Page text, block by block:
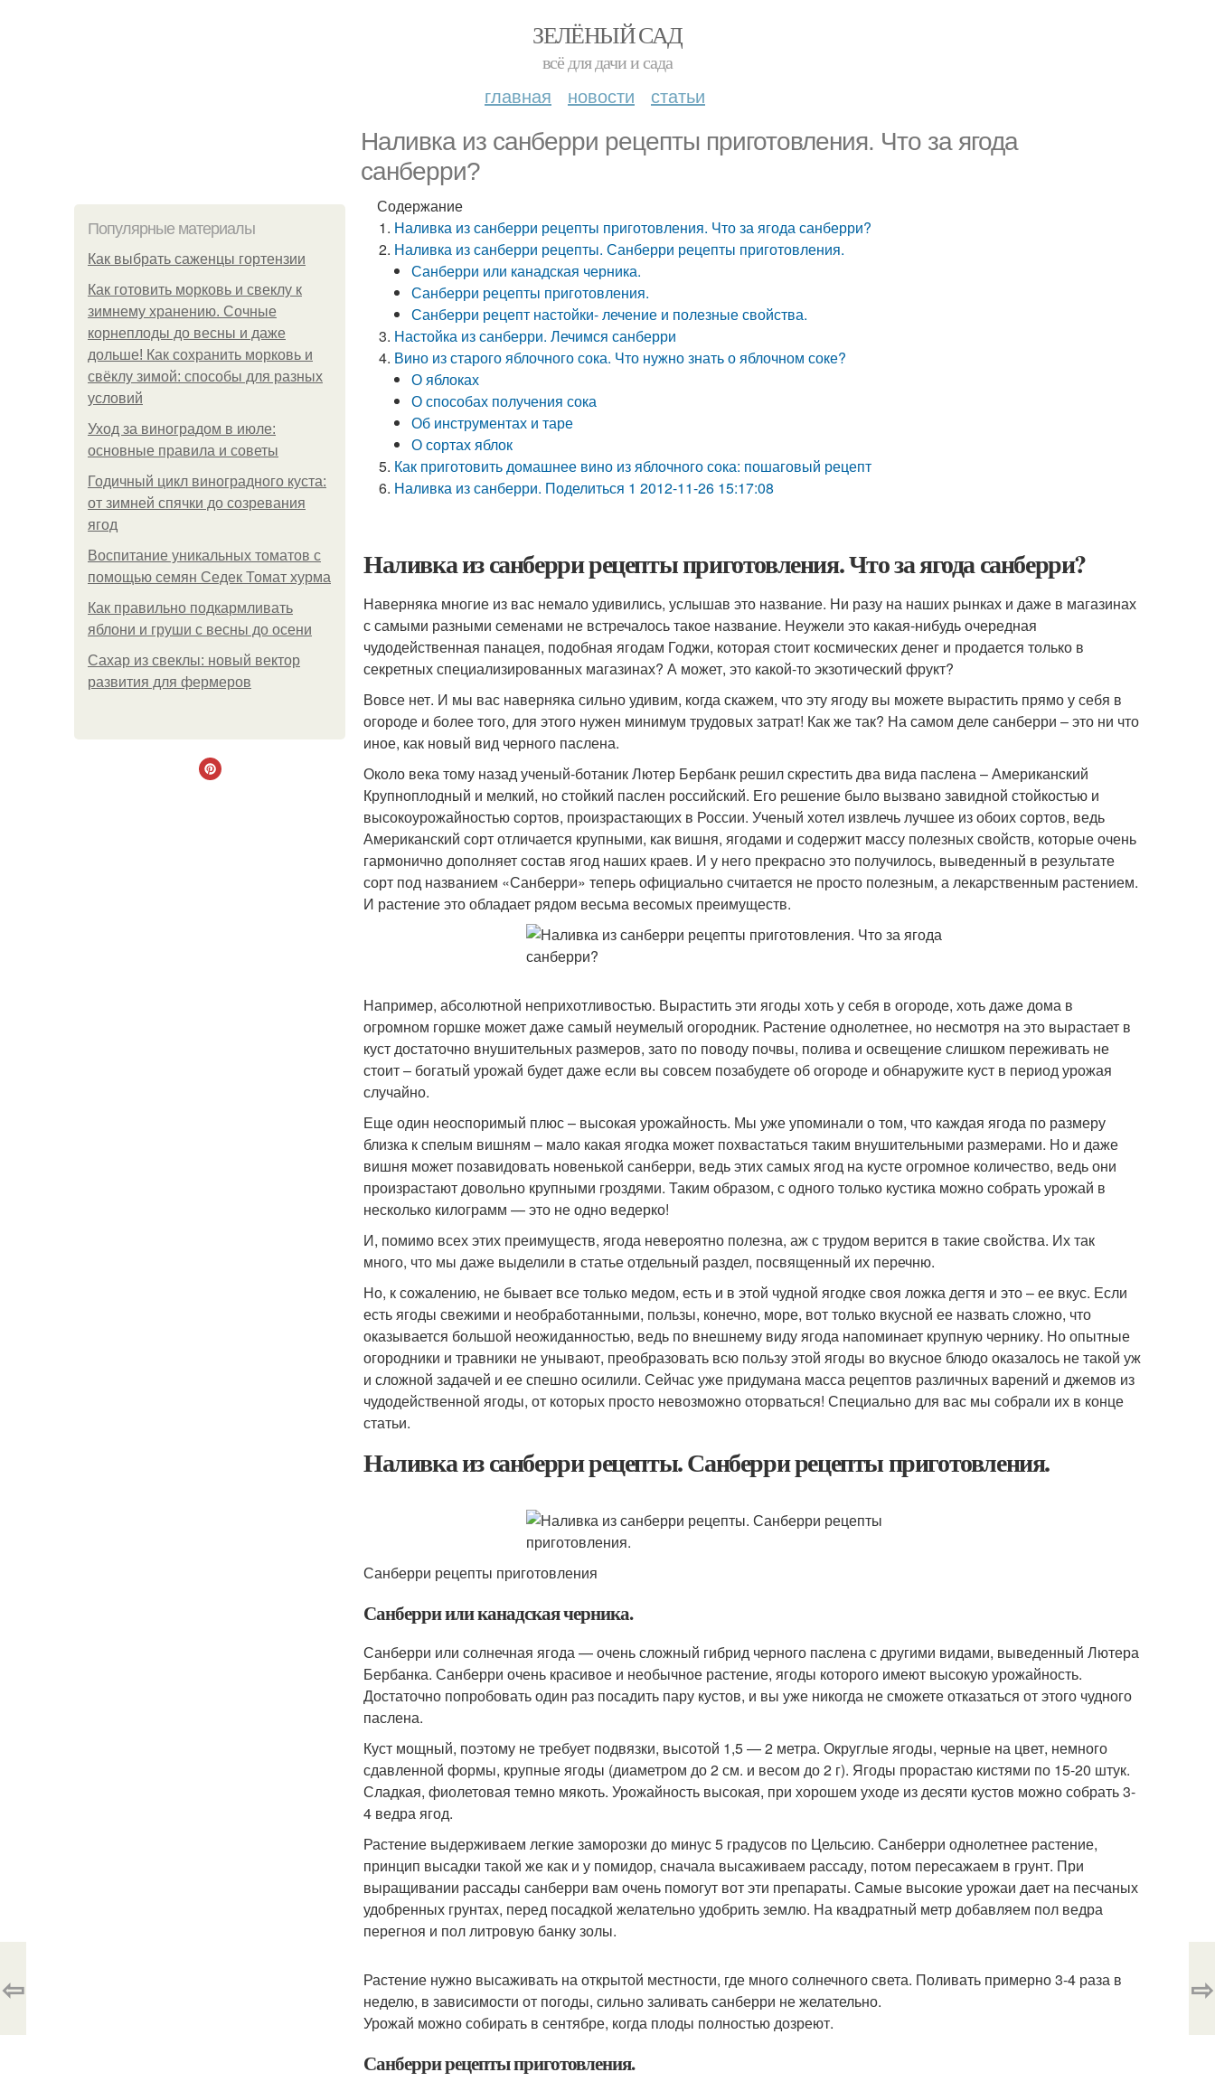
ЗЕЛЁНЫЙ САД
всё для дачи и сада
главная новости статьи
Наливка из санберри рецепты приготовления. Что за ягода
санберри?
Популярные материалы
Как выбрать саженцы гортензии
Как готовить морковь и свеклу к
зимнему хранению. Сочные
корнеплоды до весны и даже
дольше! Как сохранить морковь и
свёклу зимой: способы для разных
условий
Уход за виноградом в июле:
основные правила и советы
Годичный цикл виноградного куста:
от зимней спячки до созревания
ягод
Воспитание уникальных томатов с
помощью семян Седек Томат хурма
Как правильно подкармливать
яблони и груши с весны до осени
Сахар из свеклы: новый вектор
развития для фермеров
Содержание
Наливка из санберри рецепты приготовления. Что за ягода санберри?
Наливка из санберри рецепты. Санберри рецепты приготовления.
Санберри или канадская черника.
Санберри рецепты приготовления.
Санберри рецепт настойки- лечение и полезные свойства.
Настойка из санберри. Лечимся санберри
Вино из старого яблочного сока. Что нужно знать о яблочном соке?
О яблоках
О способах получения сока
Об инструментах и таре
О сортах яблок
Как приготовить домашнее вино из яблочного сока: пошаговый рецепт
Наливка из санберри. Поделиться 1 2012-11-26 15:17:08
Наливка из санберри рецепты приготовления. Что за ягода санберри?
Наверняка многие из вас немало удивились, услышав это название. Ни разу на наших рынках и даже в магазинах
с самыми разными семенами не встречалось такое название. Неужели это какая-нибудь очередная
чудодейственная панацея, подобная ягодам Годжи, которая стоит космических денег и продается только в
секретных специализированных магазинах? А может, это какой-то экзотический фрукт?
Вовсе нет. И мы вас наверняка сильно удивим, когда скажем, что эту ягоду вы можете вырастить прямо у себя в
огороде и более того, для этого нужен минимум трудовых затрат! Как же так? На самом деле санберри – это ни что
иное, как новый вид черного паслена.
Около века тому назад ученый-ботаник Лютер Бербанк решил скрестить два вида паслена – Американский
Крупноплодный и мелкий, но стойкий паслен российский. Его решение было вызвано завидной стойкостью и
высокоурожайностью сортов, произрастающих в России. Ученый хотел извлечь лучшее из обоих сортов, ведь
Американский сорт отличается крупными, как вишня, ягодами и содержит массу полезных свойств, которые очень
гармонично дополняет состав ягод наших краев. И у него прекрасно это получилось, выведенный в результате
сорт под названием «Санберри» теперь официально считается не просто полезным, а лекарственным растением.
И растение это обладает рядом весьма весомых преимуществ.
Например, абсолютной неприхотливостью. Вырастить эти ягоды хоть у себя в огороде, хоть даже дома в
огромном горшке может даже самый неумелый огородник. Растение однолетнее, но несмотря на это вырастает в
куст достаточно внушительных размеров, зато по поводу почвы, полива и освещение слишком переживать не
стоит – богатый урожай будет даже если вы совсем позабудете об огороде и обнаружите куст в период урожая
случайно.
Еще один неоспоримый плюс – высокая урожайность. Мы уже упоминали о том, что каждая ягода по размеру
близка к спелым вишням – мало какая ягодка может похвастаться таким внушительными размерами. Но и даже
вишня может позавидовать новенькой санберри, ведь этих самых ягод на кусте огромное количество, ведь они
произрастают довольно крупными гроздями. Таким образом, с одного только кустика можно собрать урожай в
несколько килограмм — это не одно ведерко!
И, помимо всех этих преимуществ, ягода невероятно полезна, аж с трудом верится в такие свойства. Их так
много, что мы даже выделили в статье отдельный раздел, посвященный их перечню.
Но, к сожалению, не бывает все только медом, есть и в этой чудной ягодке своя ложка дегтя и это – ее вкус. Если
есть ягоды свежими и необработанными, пользы, конечно, море, вот только вкусной ее назвать сложно, что
оказывается большой неожиданностью, ведь по внешнему виду ягода напоминает крупную чернику. Но опытные
огородники и травники не унывают, преобразовать всю пользу этой ягоды во вкусное блюдо оказалось не такой уж
и сложной задачей и ее спешно осилили. Сейчас уже придумана масса рецептов различных варений и джемов из
чудодейственной ягоды, от которых просто невозможно оторваться! Специально для вас мы собрали их в конце
статьи.
Наливка из санберри рецепты. Санберри рецепты приготовления.
Санберри рецепты приготовления
Санберри или канадская черника.
Санберри или солнечная ягода — очень сложный гибрид черного паслена с другими видами, выведенный Лютера
Бербанка. Санберри очень красивое и необычное растение, ягоды которого имеют высокую урожайность.
Достаточно попробовать один раз посадить пару кустов, и вы уже никогда не сможете отказаться от этого чудного
паслена.
Куст мощный, поэтому не требует подвязки, высотой 1,5 — 2 метра. Округлые ягоды, черные на цвет, немного
сдавленной формы, крупные ягоды (диаметром до 2 см. и весом до 2 г). Ягоды прорастаю кистями по 15-20 штук.
Сладкая, фиолетовая темно мякоть. Урожайность высокая, при хорошем уходе из десяти кустов можно собрать 3-
4 ведра ягод.
Растение выдерживаем легкие заморозки до минус 5 градусов по Цельсию. Санберри однолетнее растение,
принцип высадки такой же как и у помидор, сначала высаживаем рассаду, потом пересажаем в грунт. При
выращивании рассады санберри вам очень помогут вот эти препараты. Самые высокие урожаи дает на песчаных
удобренных грунтах, перед посадкой желательно удобрить землю. На квадратный метр добавляем пол ведра
перегноя и пол литровую банку золы.
Растение нужно высаживать на открытой местности, где много солнечного света. Поливать примерно 3-4 раза в
неделю, в зависимости от погоды, сильно заливать санберри не желательно.
Урожай можно собирать в сентябре, когда плоды полностью дозреют.
Санберри рецепты приготовления.
⇦ ⇨